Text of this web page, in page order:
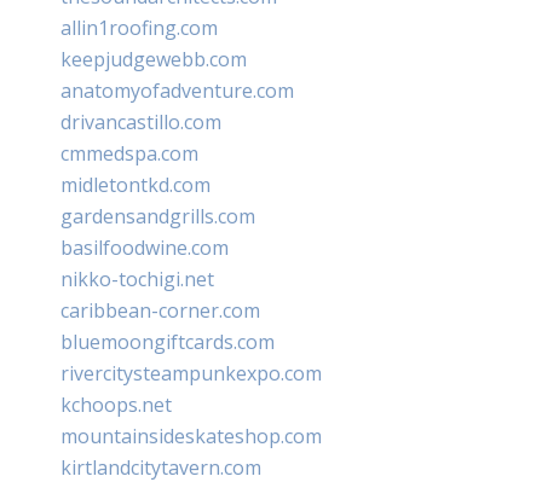
allin1roofing.com
keepjudgewebb.com
anatomyofadventure.com
drivancastillo.com
cmmedspa.com
midletontkd.com
gardensandgrills.com
basilfoodwine.com
nikko-tochigi.net
caribbean-corner.com
bluemoongiftcards.com
rivercitysteampunkexpo.com
kchoops.net
mountainsideskateshop.com
kirtlandcitytavern.com